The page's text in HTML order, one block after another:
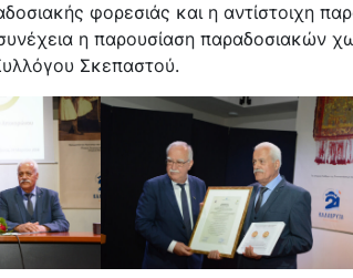
φορεσιάς και η αντίστοιχη
η παρουσίαση παραδοσιακών
Σκεπαστού.